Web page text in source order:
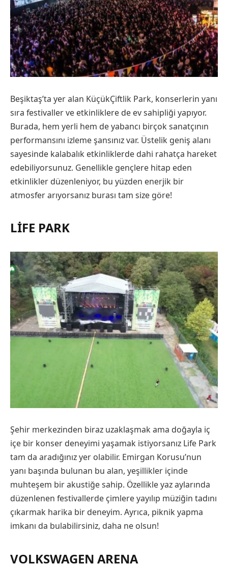
Beşiktaş’ta yer alan KüçükÇiftlik Park, konserlerin yanı
sıra festivaller ve etkinliklere de ev sahipliği yapıyor.
Burada, hem yerli hem de yabancı birçok sanatçının
performansını izleme şansınız var. Üstelik geniş alanı
sayesinde kalabalık etkinliklerde dahi rahatça hareket
edebiliyorsunuz. Genellikle gençlere hitap eden
etkinlikler düzenleniyor, bu yüzden enerjik bir
atmosfer arıyorsanız burası tam size göre!
LIFE PARK
Şehir merkezinden biraz uzaklaşmak ama doğayla iç
içe bir konser deneyimi yaşamak istiyorsanız Life Park
tam da aradığınız yer olabilir. Emirgan Korusu’nun
yanı başında bulunan bu alan, yeşillikler içinde
muhteşem bir akustiğe sahip. Özellikle yaz aylarında
düzenlenen festivallerde çimlere yayılıp müziğin tadını
çıkarmak harika bir deneyim. Ayrıca, piknik yapma
imkanı da bulabilirsiniz, daha ne olsun!
VOLKSWAGEN ARENA